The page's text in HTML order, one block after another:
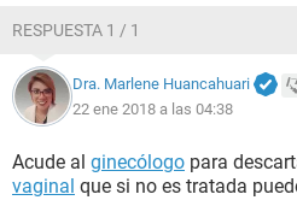
RESPUESTA 1 / 1
Dra. Marlene Huancahuari
22 ene 2018 a las 04:38
Acude al ginecólogo para
vaginal que si no es tratada